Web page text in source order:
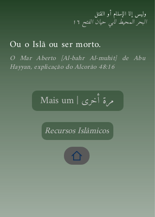
وليس إلا الإسلام أو القتل
البحر المحيط لابي حيان الفتح ١٦
Ou o Islã ou ser morto.
O Mar Aberto [Al-bahr Al-muhit] de Abu
Hayyan, explicação do Alcorão 48:16
Mais um | مرة أخرى
Recursos Islâmicos